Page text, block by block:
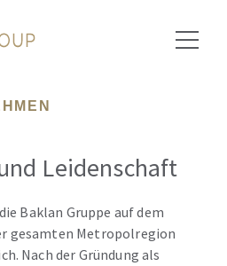
Leidenschaft
Baklan Gruppe auf dem
gesamten Metropolregion
Nach der Gründung als